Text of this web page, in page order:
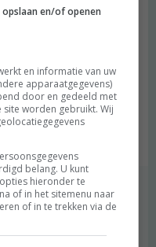
wordt t kalk juist
overheen doen en
n hele fijne dame om
checken!
en/of openen
en informatie van uw
apparaatgegevens)
door en gedeeld met
worden gebruikt. Wij
belang. U kunt
hieronder te
of in het sitemenu naar
of in te trekken via de